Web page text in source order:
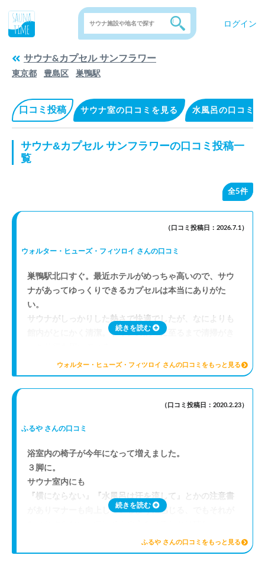
ログイン
サウナ&カプセル サンフラワー
東京都 豊島区 巣鴨駅
口コミ投稿 サウナ室の口コミを見る 水風呂の口コミを
サウナ&カプセル サンフラワーの口コミ投稿一
覧
全5件
（口コミ投稿日：2026.7.1）
ウォルター・ヒューズ・フィツロイ さんの口コミ
巣鴨駅北口すぐ。最近ホテルがめっちゃ高いので、サウ
ナがあってゆっくりできるカプセルは本当にありがた
い。
サウナがしっかりした熱さで快適でしたが、なによりも
館内がとにかく清潔。トイレの隅々に至るまで清掃がき
スタッフの案内もとても親切で、サウナふくめ、総合的
な居心地の良さでととのった。
あまりにも気分が良くなったので、ボディケアもやりま
続きを読む
ウォルター・ヒューズ・フィツロイ さんの口コミをもっと見る
（口コミ投稿日：2020.2.23）
ふるや さんの口コミ
浴室内の椅子が今年になって増えました。
３脚に。
サウナ室内にも
『横にならない』『水風呂は汗を流して』とかの注意書
がありマナーも向上しているように感じる、でもそれが
みんなが使う場所なんだから、嫌な思いをしたくないっ
て気持ちをもって欲しいです。
続きを読む
ふるや さんの口コミをもっと見る